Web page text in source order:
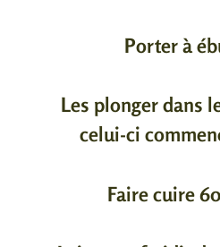
Porter à
Les plonger dans
celui-ci
Faire cuire